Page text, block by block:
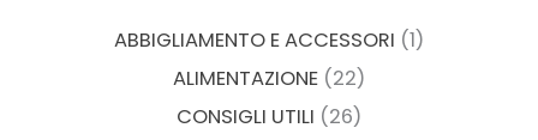
ABBIGLIAMENTO E ACCESSORI (1)
ALIMENTAZIONE (22)
CONSIGLI UTILI (26)